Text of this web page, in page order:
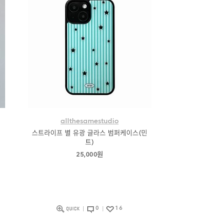
allthesamestudio
스트라이프 별 유광 글라스 범퍼케이스(민
트)
25,000원
0 16